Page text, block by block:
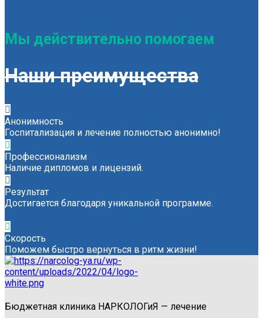
Мы действительно помогаем
Наши преимущества
Анонимность
Госпитализация и лечение полностью анонимно!
Профессионализм
Наличие дипломов и лицензий.
Результат
Достигается благодаря уникальной программе.
Скорость
Поможем быстро вернуться в ритм жизни!
Бюджетная клиника НАРКОЛОГиЯ — лечение